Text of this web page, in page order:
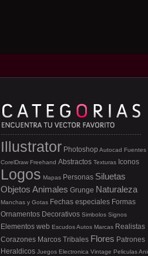
Illustrator Photoshop Autocad Fuentes
CorelDraw Freehand Abstractos Texturas Iconos
Logos Mapas Personas Siluetas
Objetos Animales Grunge Naturaleza
Manchas y Gotas Fechas especiales Formas
Ornamentos Decorativos Simbolos Signos
Elementos web EscudosAutos Marcas Realistas
Corazones Marcos Tribales Flores Patrones
Heraldicos Juegos Electronica Vintage Peliculas